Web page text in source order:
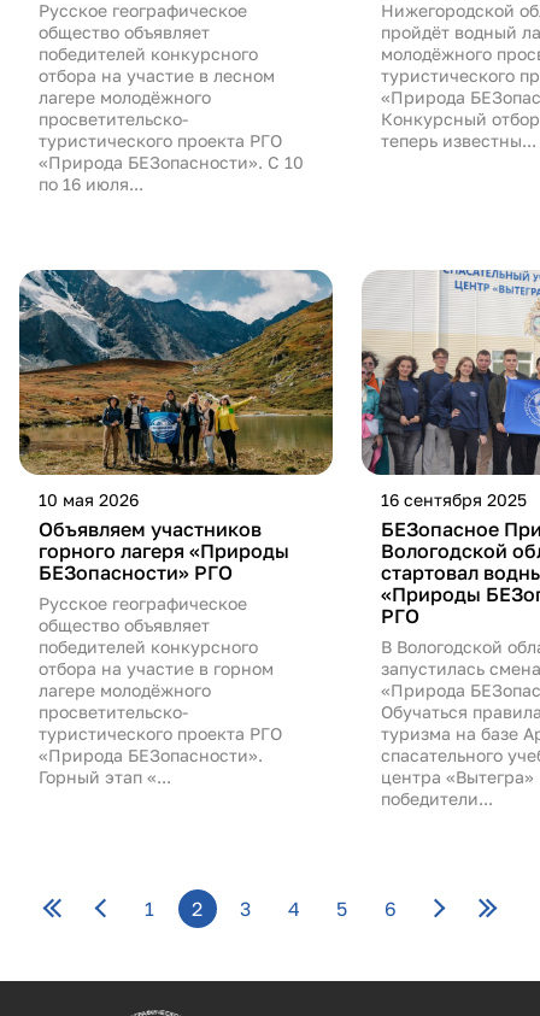
Русское географическое
общество объявляет
победителей конкурсного
отбора на участие в лесном
лагере молодёжного
просветительско-
туристического проекта РГО
«Природа БЕЗопасности». С 10
по 16 июля...
Нижегородской
пройдёт водный
молодёжного
туристического
«Природа
Конкурсный
теперь известны...
10 мая 2026
Объявляем участников
горного лагеря «Природы
БЕЗопасности» РГО
Русское географическое
общество объявляет
победителей конкурсного
отбора на участие в горном
лагере молодёжного
просветительско-
туристического проекта РГО
«Природа БЕЗопасности».
Горный этап «...
16 сентября 2025
БЕЗопасное
Вологодской
стартовал
«Природы
РГО
В Вологодской
запустилась
«Природа
Обучаться
туризма на базе
спасательного
центра
победители...
1 2 3 4 5 6